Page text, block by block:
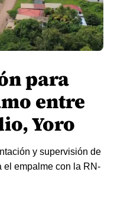
para
entre
Yoro
y supervisión de
el empalme con la RN-